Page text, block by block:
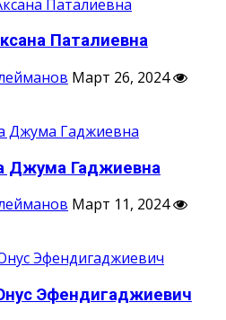
Паталиевна
Март 26, 2024
Джума Гаджиевна
Март 11, 2024
Эфендигаджиевич